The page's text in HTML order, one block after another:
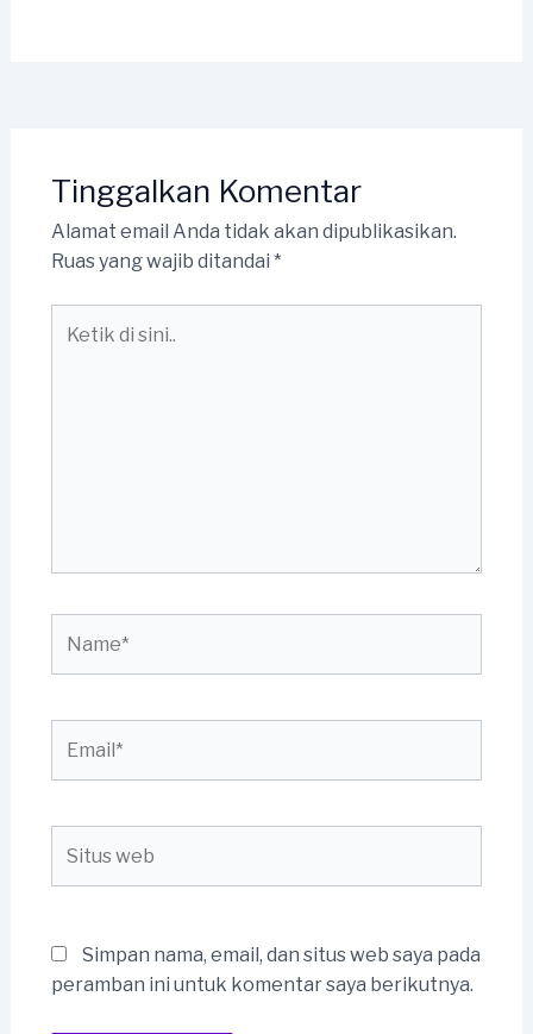
Tinggalkan Komentar
Alamat email Anda tidak akan dipublikasikan.
Ruas yang wajib ditandai *
web
Simpan nama, email, dan situs web saya pada
peramban ini untuk komentar saya berikutnya.